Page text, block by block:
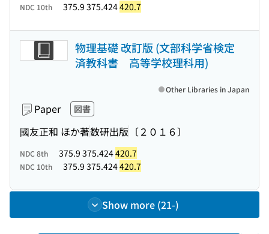
NDC 10th 375.9 375.424420.7
物理基礎 改訂版 (文部科学省検定
済教科書 高等学校理科用)
Paper 図書
國友正和 ほか著数研出版 〔２０１６〕
Other Libraries in Japan
NDC 8th 375.9 375.424420.7
NDC 10th 375.9 375.424420.7
Show more (21-)